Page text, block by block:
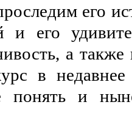
его
и его
а также
в
понять и